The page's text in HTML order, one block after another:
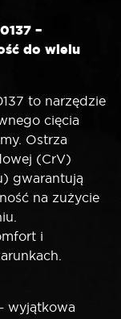
–
do wielu
to narzędzie
cięcia
Ostrza
(CrV)
gwarantują
na zużycie
i
wyjątkowa